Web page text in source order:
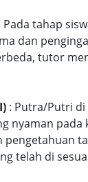
Pada tahap
dan
tutor
: Putra/Putri
nyaman
telah di